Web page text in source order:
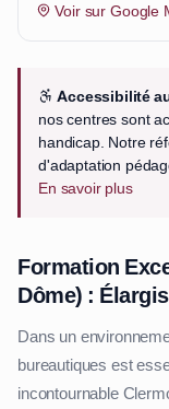
Voir sur Google
Accessibilité
nos centres sont
handicap. Notre
d'adaptation
En savoir plus
Formation
Dôme) :
Dans un
bureautiques est
incontournable